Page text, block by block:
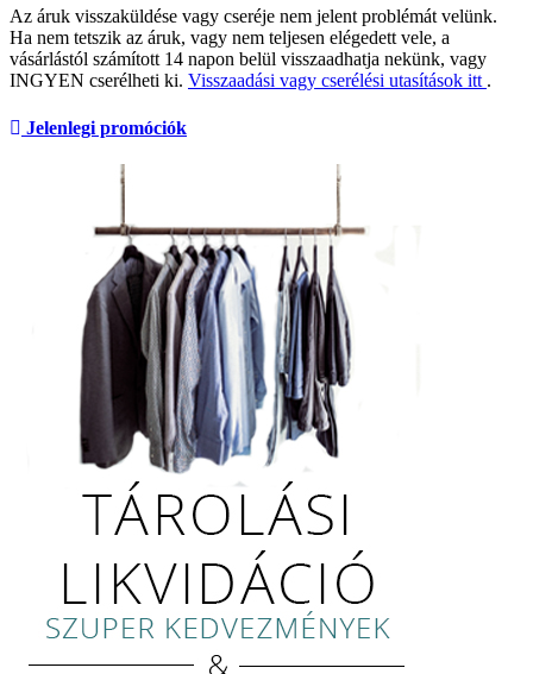
Az áruk visszaküldése vagy cseréje nem jelent problémát velünk.
Ha nem tetszik az áruk, vagy nem teljesen elégedett vele, a
vásárlástól számított 14 napon belül visszaadhatja nekünk, vagy
INGYEN cserélheti ki. Visszaadási vagy cserélési utasítások itt .
Jelenlegi promóciók